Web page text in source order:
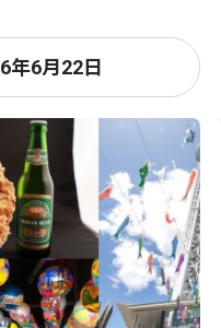
年6月22日